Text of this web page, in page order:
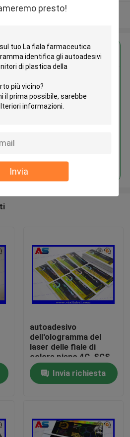
presto!
Invia
più
prezzo per
farmaceutica 10ml
identifica gli
stampati per i
autoadesivo
dell'ologramma del
laser delle fiale di
colore pieno 4C, SGS
che stampa le
etichette della
bottiglia
Invia richiesta